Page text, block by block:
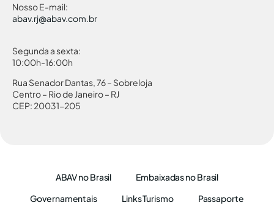
Nosso E-mail:
abav.rj@abav.com.br
Segunda a sexta:
10:00h-16:00h
Rua Senador Dantas, 76 – Sobreloja
Centro – Rio de Janeiro – RJ
CEP: 20031-205
ABAV no Brasil
Embaixadas no Brasil
Governamentais
Links Turismo Passaporte